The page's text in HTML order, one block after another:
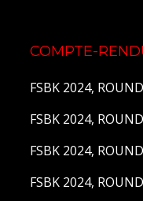
COMPTE-
FSBK 2024,
FSBK 2024,
FSBK 2024,
FSBK 2024,